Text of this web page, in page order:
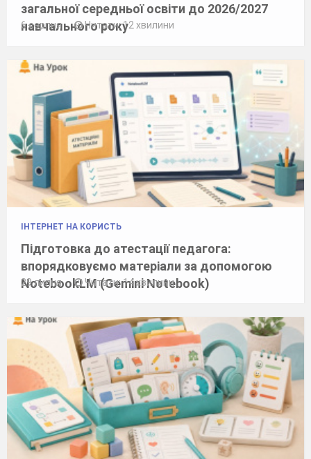
загальної середньої освіти до 2026/2027
навчального року
6 серпня Читати: 12 хвилини
ІНТЕРНЕТ НА КОРИСТЬ
Підготовка до атестації педагога:
впорядковуємо матеріали за допомогою
NotebookLM (Gemini Notebook)
29 липня Читати: 14 хвилини